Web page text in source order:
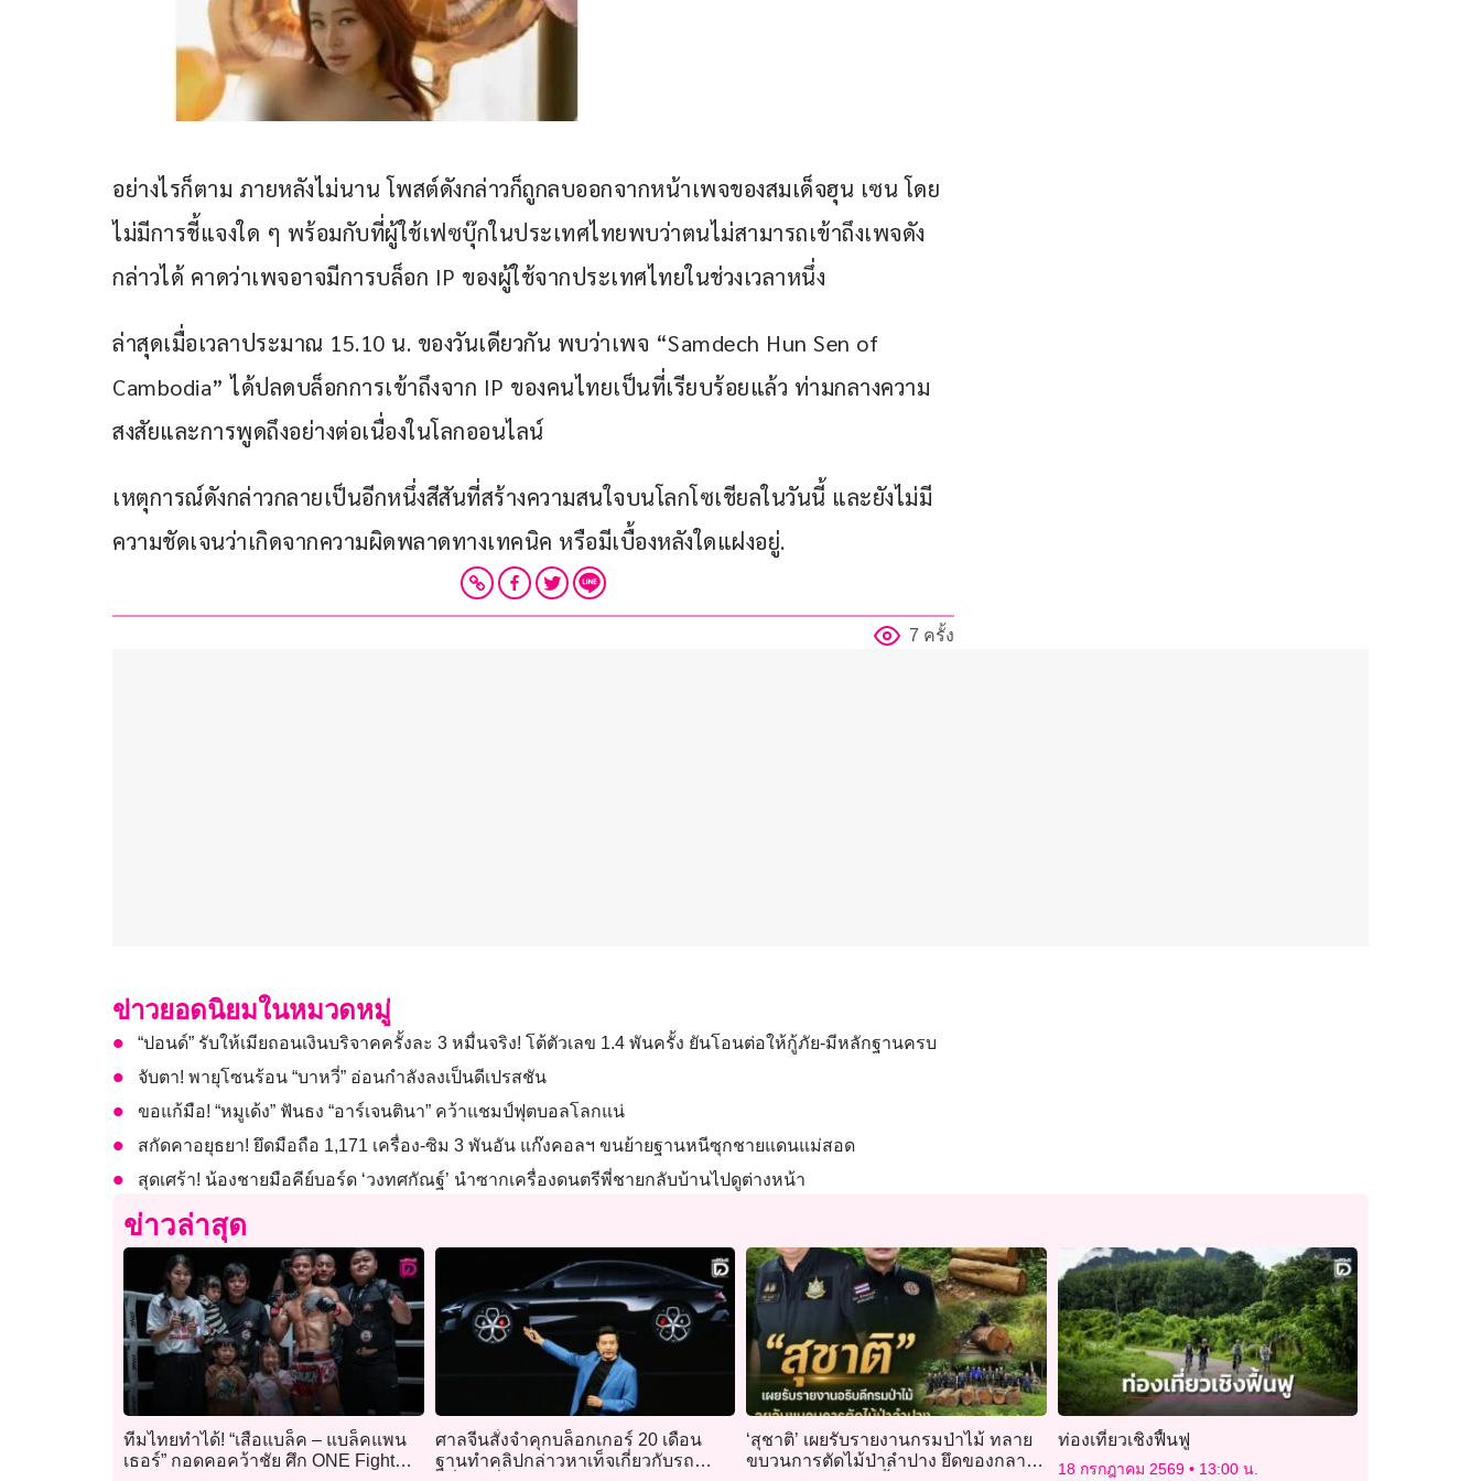
อย่างไรก็ตาม ภายหลังไม่นาน โพสต์ดังกล่าวก็ถูกลบออกจากหน้าเพจของสมเด็จฮุน เซน โดย
ไม่มีการชี้แจงใด ๆ พร้อมกับที่ผู้ใช้เฟซบุ๊กในประเทศไทยพบว่าตนไม่สามารถเข้าถึงเพจดัง
กล่าวได้ คาดว่าเพจอาจมีการบล็อก IP ของผู้ใช้จากประเทศไทยในช่วงเวลาหนึ่ง
ล่าสุดเมื่อเวลาประมาณ 15.10 น. ของวันเดียวกัน พบว่าเพจ “Samdech Hun Sen of
Cambodia” ได้ปลดบล็อกการเข้าถึงจาก IP ของคนไทยเป็นที่เรียบร้อยแล้ว ท่ามกลางความ
สงสัยและการพูดถึงอย่างต่อเนื่องในโลกออนไลน์
เหตุการณ์ดังกล่าวกลายเป็นอีกหนึ่งสีสันที่สร้างความสนใจบนโลกโซเชียลในวันนี้ และยังไม่มี
ความชัดเจนว่าเกิดจากความผิดพลาดทางเทคนิค หรือมีเบื้องหลังใดแฝงอยู่.
7 ครั้ง
ข่าวยอดนิยมในหมวดหมู่
“ปอนด์” รับให้เมียถอนเงินบริจาคครั้งละ 3 หมื่นจริง! โต้ตัวเลข 1.4 พันครั้ง ยันโอนต่อให้กู้ภัย-มีหลักฐานครบ
จับตา! พายุโซนร้อน “บาหวี่” อ่อนกำลังลงเป็นดีเปรสชัน
ขอแก้มือ! “หมูเด้ง” ฟันธง “อาร์เจนตินา” คว้าแชมป์ฟุตบอลโลกแน่
สกัดคาอยุธยา! ยึดมือถือ 1,171 เครื่อง-ซิม 3 พันอัน แก๊งคอลฯ ขนย้ายฐานหนีซุกชายแดนแม่สอด
สุดเศร้า! น้องชายมือคีย์บอร์ด ‘วงทศกัณฐ์’ นำซากเครื่องดนตรีพี่ชายกลับบ้านไปดูต่างหน้า
ข่าวล่าสุด
ทีมไทยทำได้! “เสือแบล็ค – แบล็คแพน
เธอร์” กอดคอคว้าชัย ศึก ONE Fight
ศาลจีนสั่งจำคุกบล็อกเกอร์ 20 เดือน
ฐานทำคลิปกล่าวหาเท็จเกี่ยวกับรถ
‘สุชาติ’ เผยรับรายงานกรมป่าไม้ ทลาย
ขบวนการตัดไม้ป่าลำปาง ยึดของกลาง
ท่องเที่ยวเชิงฟื้นฟู
18 กรกฎาคม 2569 13:00 น.